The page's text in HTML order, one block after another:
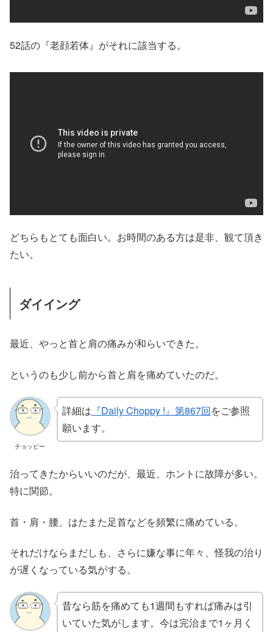
52話の『老顔若体』がそれに該当する。
どちらもとても面白い。お時間のある方は是非、観て頂き
たい。
ダイイング
最近、やっと首と肩の痛みが和らいできた。
というのも少し前から首と肩を痛めていたのだ。
チョッピー
詳細は 『Daily Choppy !』第867回をご参照
願います。
治ってきたからいいのだが、最近、ホントに故障が多い。
特に関節。
首・肩・腰、はたまた足首などを頻繁に痛めている。
それだけならまだしも、さらに嫌な事に年々、怪我の治り
が遅くなっている気がする。
昔なら筋を痛めても1週間もすれば痛みは引
いていた気がします。今は完治まで1ヶ月く